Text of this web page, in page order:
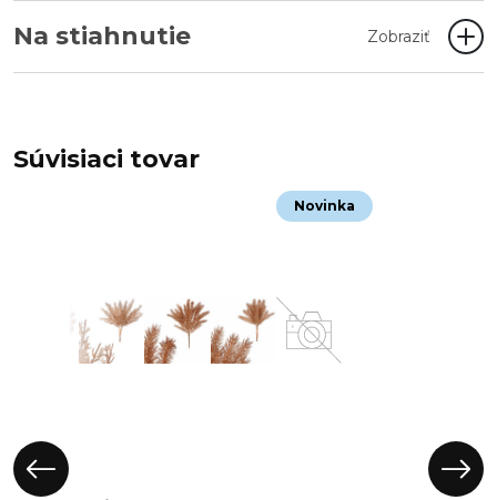
Na stiahnutie Zobraziť
Súvisiaci tovar
Novinka